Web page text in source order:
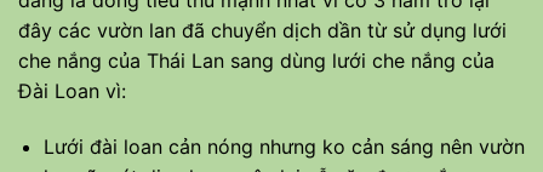
đây các vườn lan đã chuyển dịch dần từ sử dụng lưới
che nắng của Thái Lan sang dùng lưới che nắng của
Đài Loan vì:
Lưới đài loan cản nóng nhưng ko cản sáng nên vườn